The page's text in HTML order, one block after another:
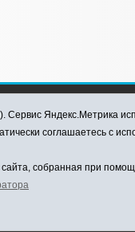
Сервис Яндекс.Метрика
соглашаетесь с
собранная при